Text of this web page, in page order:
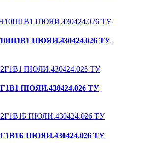
ПЮЯИ.430424.026 ТУ
ПЮЯИ.430424.026 ТУ
ПЮЯИ.430424.026 ТУ